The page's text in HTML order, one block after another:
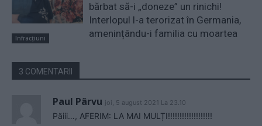
Infracțiuni
bărbat să-i „doneze” un rinichi!
Interlopul l-a terorizat în Germania,
amenințându-i familia cu moartea
3 COMENTARII
Paul Pârvu joi, 5 august 2021 La 23.10
Păiii…, AFERIM: LA MAI MULȚI!!!!!!!!!!!!!!!!!!!